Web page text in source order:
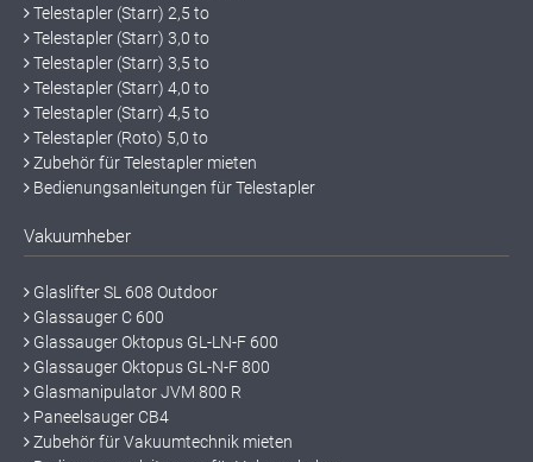
Telestapler (Starr) 2,5 to
Telestapler (Starr) 3,0 to
Telestapler (Starr) 3,5 to
Telestapler (Starr) 4,0 to
Telestapler (Starr) 4,5 to
Telestapler (Roto) 5,0 to
Zubehör für Telestapler mieten
Bedienungsanleitungen für Telestapler
Vakuumheber
Glaslifter SL 608 Outdoor
Glassauger C 600
Glassauger Oktopus GL-LN-F 600
Glassauger Oktopus GL-N-F 800
Glasmanipulator JVM 800 R
Paneelsauger CB4
Zubehör für Vakuumtechnik mieten